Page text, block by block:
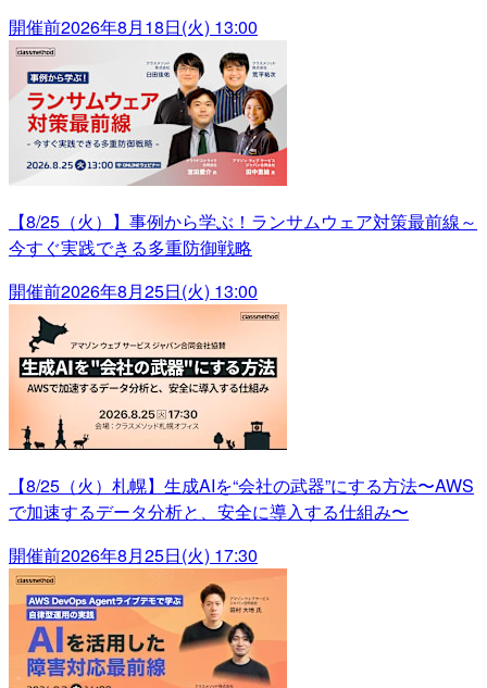
開催前2026年8月18日(火) 13:00
【8/25（火）】事例から学ぶ！ランサムウェア対策最前線～
今すぐ実践できる多重防御戦略
開催前2026年8月25日(火) 13:00
【8/25（火）札幌】生成AIを“会社の武器”にする方法〜AWS
で加速するデータ分析と、安全に導入する仕組み〜
開催前2026年8月25日(火) 17:30